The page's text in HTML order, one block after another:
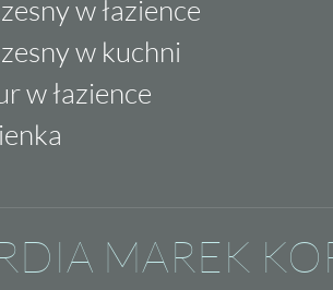
w łazience
w kuchni
w łazience
MAREK